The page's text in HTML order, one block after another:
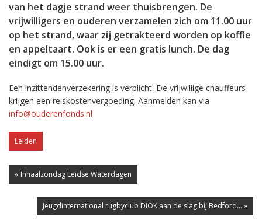
van het dagje strand weer thuisbrengen. De
vrijwilligers en ouderen verzamelen zich om 11.00 uur
op het strand, waar zij getrakteerd worden op koffie
en appeltaart. Ook is er een gratis lunch. De dag
eindigt om 15.00 uur.
Een inzittendenverzekering is verplicht. De vrijwillige chauffeurs
krijgen een reiskostenvergoeding. Aanmelden kan via
info@ouderenfonds.nl
Leiden
« Inhaalzondag Leidse Waterdagen
Jeugdinternational rugbyclub DIOK aan de slag bij Bedford... »